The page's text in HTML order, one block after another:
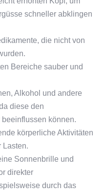
schneller abklingen
die nicht von
Bereiche sauber und
Alkohol und andere
diese den
können.
körperliche Aktivitäten
Lasten.
Sonnenbrille und
direkter
durch das